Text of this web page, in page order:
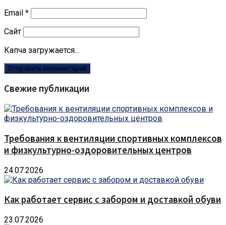
Email *
Сайт
Капча загружается...
Свежие публикации
Требования к вентиляции спортивных комплексов
и физкультурно-оздоровительных центров
24.07.2026
Как работает сервис с забором и доставкой обуви
23.07.2026